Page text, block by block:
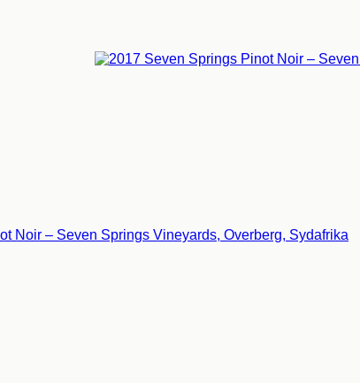
Noir – Seven Springs Vineyards, Overberg, Sydafrika